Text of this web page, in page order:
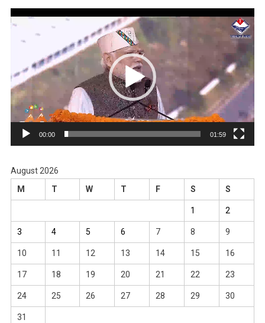
Video
00:00 01:59
August 2026
M
T W T F S S
1 2
3 4 5 6 7 8 9
10 11 12 13 14 15 16
17 18 19 20 21 22 23
24 25 26 27 28 29 30
31